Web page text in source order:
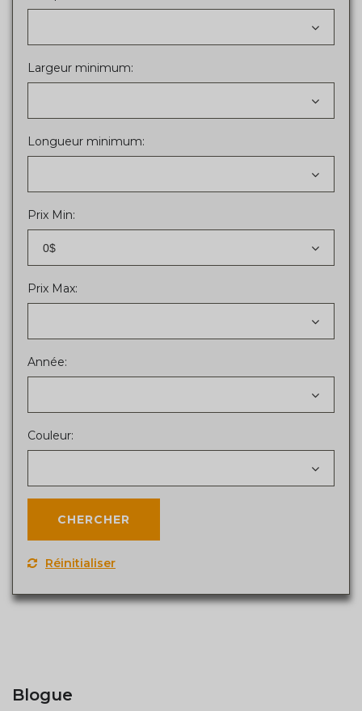
Largeur minimum:
Longueur minimum:
Prix Min:
0$
Prix Max:
Année:
Couleur:
Réinitialiser
Blogue